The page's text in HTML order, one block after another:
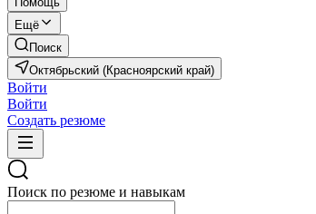
Ещё
Поиск
Октябрьский (Красноярский край)
Войти
Войти
Создать резюме
Поиск по резюме и навыкам